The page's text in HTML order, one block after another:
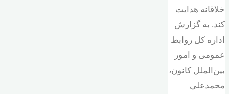
خلاقانه هدایت
کند. به گزارش
اداره کل روابط
عمومی و امور
بین‌الملل کانون،
محمدعلی